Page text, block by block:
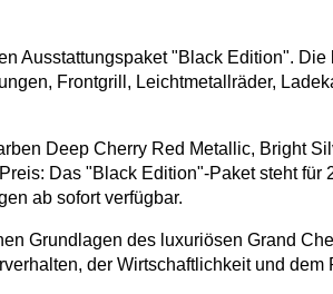
Ausstattungspaket "Black Edition". Die
Frontgrill, Leichtmetallräder,
Deep Cherry Red Metallic, Bright
Das "Black Edition"-Paket steht für
ab sofort verfügbar.
Grundlagen des luxuriösen Grand
der Wirtschaftlichkeit und